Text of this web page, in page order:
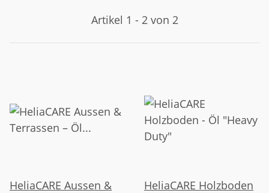
Artikel 1 - 2 von 2
HeliaCARE Aussen &
HeliaCARE Holzboden